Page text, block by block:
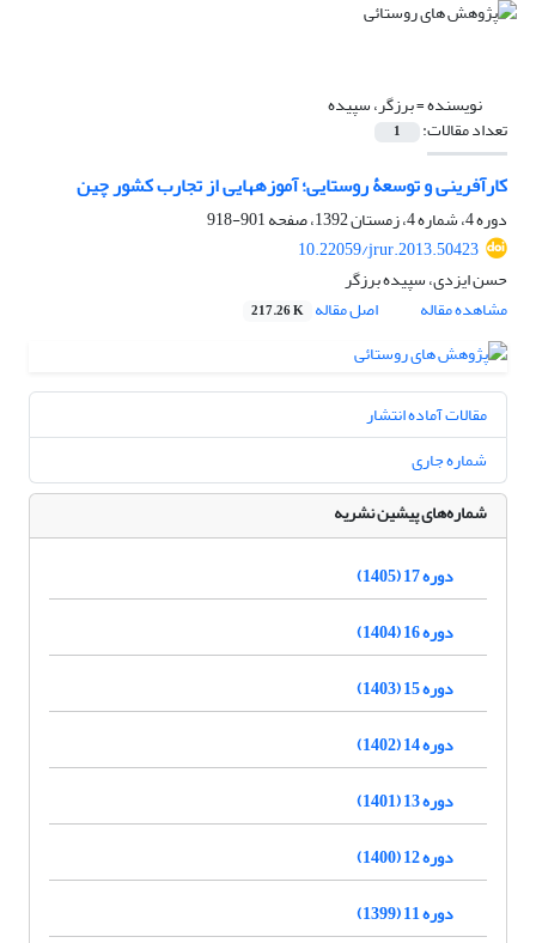
نویسنده =برزگر، سپیده
تعداد مقالات: 1
کارآفرینی و توسعۀ روستایی؛ آموزه‏هایی از تجارب کشور چین
دوره 4، شماره 4، زمستان 1392، صفحه
901-918
10.22059/jrur.2013.50423
حسن ایزدی، سپیده برزگر
مشاهده مقاله
اصل مقاله 217.26 K
مقالات آماده انتشار
شماره جاری
شماره‌های پیشین نشریه
دوره 17 (1405)
دوره 16 (1404)
دوره 15 (1403)
دوره 14 (1402)
دوره 13 (1401)
دوره 12 (1400)
دوره 11 (1399)